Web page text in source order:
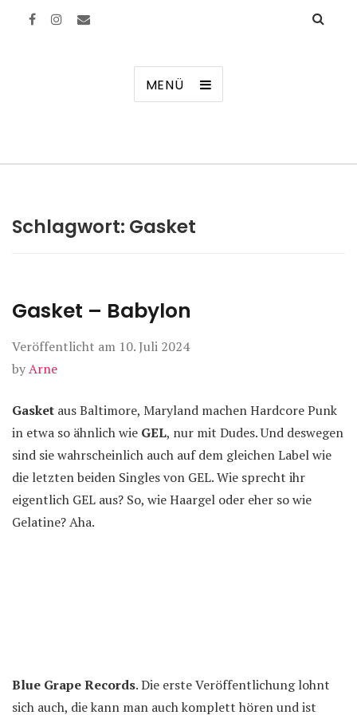
MENÜ
Schlagwort: Gasket
Gasket – Babylon
Veröffentlicht am 10. Juli 2024
byArne
Gasket aus Baltimore, Maryland machen Hardcore Punk
in etwa so ähnlich wie GEL, nur mit Dudes. Und deswegen
sind sie wahrscheinlich auch auf dem gleichen Label wie
die letzten beiden Singles von GEL. Wie sprecht ihr
eigentlich GEL aus? So, wie Haargel oder eher so wie
Gelatine? Aha.
Blue Grape Records. Die erste Veröffentlichung lohnt
sich auch, die kann man auch komplett hören und ist